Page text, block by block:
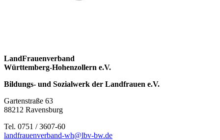
LandFrauenverband
Württemberg-Hohenzollern e.V.
Bildungs- und Sozialwerk der Landfrauen e.V.
Gartenstraße 63
88212 Ravensburg
Tel. 0751 / 3607-60
landfrauenverband-wh@lbv-bw.de